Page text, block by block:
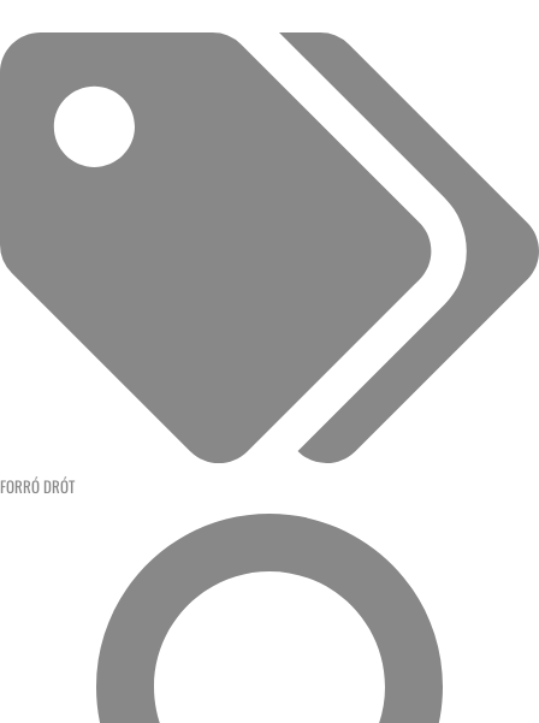
FORRÓ DRÓT